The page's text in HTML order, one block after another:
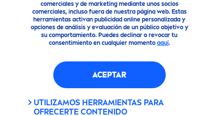
comerciales y de marketing mediante unos socios
comerciales, incluso fuera de nuestra página web. Estas
herramientas activan publicidad online personalizada y
opciones de análisis y evaluación de un público objetivo y
su comportamiento. Puedes declinar o revocar tu
consentimiento en cualquier momento aquí.
ACEPTAR
UTILIZAMOS HERRAMIENTAS PARA
OFRECERTE CONTENIDO